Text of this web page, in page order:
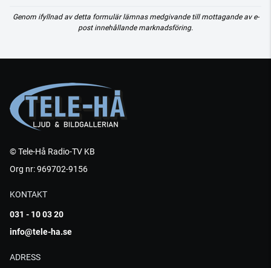
Genom ifyllnad av detta formulär lämnas medgivande till mottagande av e-
post innehållande marknadsföring.
© Tele-Hå Radio-TV KB
Org nr: 969702-9156
KONTAKT
031 - 10 03 20
info@tele-ha.se
ADRESS